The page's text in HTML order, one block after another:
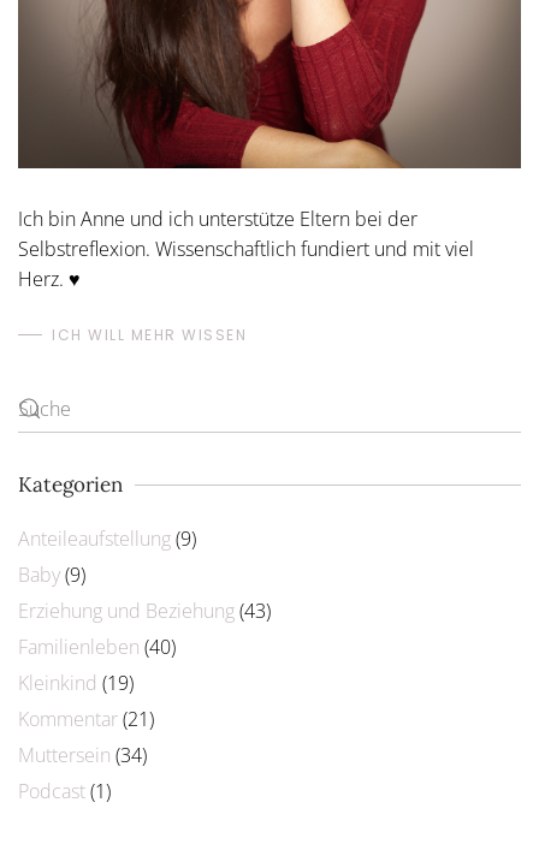
Ich bin Anne und ich unterstütze Eltern bei der
Selbstreflexion. Wissenschaftlich fundiert und mit viel
Herz. ♥
ICH WILL MEHR WISSEN
Kategorien
Anteileaufstellung(9)
Baby(9)
Erziehung und Beziehung(43)
Familienleben (40)
Kleinkind (19)
Kommentar(21)
Muttersein (34)
Podcast(1)